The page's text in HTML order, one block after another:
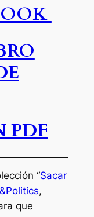
PDF
“Sacar
,
que